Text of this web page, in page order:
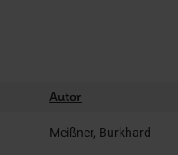
Autor
Meißner, Burkhard